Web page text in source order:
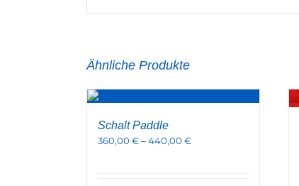
Ähnliche Produkte
Schalt Paddle
360,00 €–440,00 €